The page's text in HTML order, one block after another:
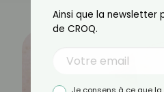
Ainsi que la newsletter
de CROQ.